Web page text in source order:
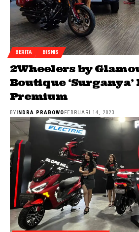
BERITA BISNIS
2Wheelers by
Boutique ‘Surganya’
Premium
BYINDRA PRABOWOFEBRUARI 14, 2023